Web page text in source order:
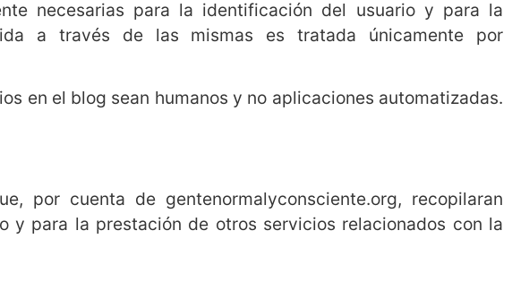
necesarias para la identificación del usuario y para la
a través de las mismas es tratada únicamente por
en el blog sean humanos y no aplicaciones automatizadas.
por cuenta de gentenormalyconsciente.org, recopilaran
para la prestación de otros servicios relacionados con la